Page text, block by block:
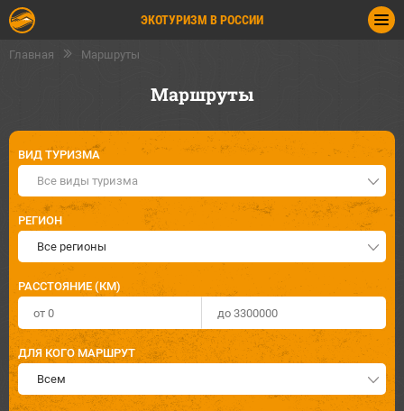
ЭКОТУРИЗМ В РОССИИ
Главная Маршруты
Маршруты
ВИД ТУРИЗМА
Все виды туризма
РЕГИОН
Все регионы
РАССТОЯНИЕ (КМ)
ДЛЯ КОГО МАРШРУТ
Всем